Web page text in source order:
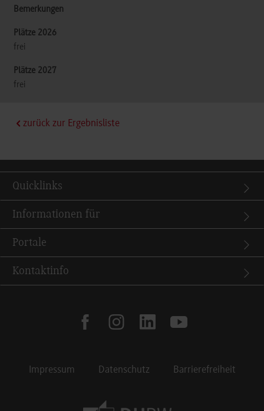
frei
frei
zurück zur Ergebnisliste
Quicklinks
Informationen für
Portale
Kontaktinfo
facebookinstagramlinkedinyoutube
Impressum Datenschutz Barrierefreiheit